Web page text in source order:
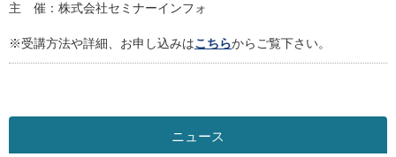
主 催：株式会社セミナーインフォ
※受講方法や詳細、お申し込みはこちらからご覧下さい。
ニュース